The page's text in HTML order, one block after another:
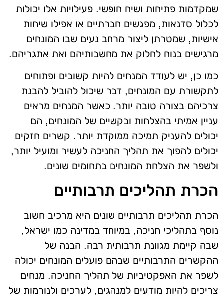
שמקדמות פתיחות ושיח חופשי. פעילויות אלו יכולות
לכלול סדנאות, מפגשים חברתיים או אפילו שיחות
אישיות, שמטרתן ליצור מרחב נעים שבו המונחים
מרגישים בנוח לחלוק את מחשבותיהם ואת אתגריהם.
כמו כן, יש לעודד המנחים להיות קשובים ופתוחים
לתקשורת עם המונחים, דבר שיכול להוביל להבנת
צרכיהם בצורה טובה יותר. כאשר המנחים מראים
עניין אמיתי בהצלחות ובקשיים של המונחים, הם
יכולים להעניק תמיכה ממוקדת יותר. קשרים חזקים
יכולים להפוך את תהליך החניכה לעשיר ומועיל יותר,
ולשפר את הצלחת המונחים בתחומים שונים.
הכרת תהליכים תרבותיים
הכרת תהליכים תרבותיים שונים היא מרכיב חשוב
נוסף בתהליכי חניכה, במיוחד במדינה כמו ישראל,
שבה קיימת מגוונת תרבותית רבה. הבנה של
ההקשרים התרבותיים שבהם פועלים המונחים יכולה
לשפר את האפקטיביות של תהליך החניכה. מנחים
צריכים להיות מודעים למנהגים, לערכים ולנורמות של